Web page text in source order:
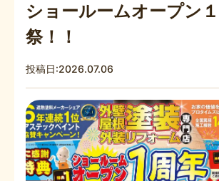
ショールームオープン
祭！！
投稿日:2026.07.06